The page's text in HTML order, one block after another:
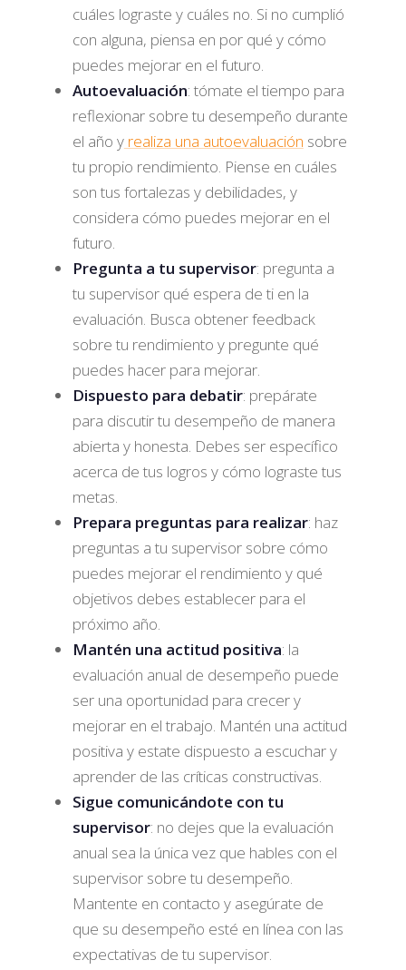
cuáles lograste y cuáles no. Si no cumplió
con alguna, piensa en por qué y cómo
puedes mejorar en el futuro.
Autoevaluación: tómate el tiempo para
reflexionar sobre tu desempeño durante
el año yrealiza una autoevaluación sobre
tu propio rendimiento. Piense en cuáles
son tus fortalezas y debilidades, y
considera cómo puedes mejorar en el
futuro.
Pregunta a tu supervisor: pregunta a
tu supervisor qué espera de ti en la
evaluación. Busca obtener feedback
sobre tu rendimiento y pregunte qué
puedes hacer para mejorar.
Dispuesto para debatir: prepárate
para discutir tu desempeño de manera
abierta y honesta. Debes ser específico
acerca de tus logros y cómo lograste tus
metas.
Prepara preguntas para realizar: haz
preguntas a tu supervisor sobre cómo
puedes mejorar el rendimiento y qué
objetivos debes establecer para el
próximo año.
Mantén una actitud positiva: la
evaluación anual de desempeño puede
ser una oportunidad para crecer y
mejorar en el trabajo. Mantén una actitud
positiva y estate dispuesto a escuchar y
aprender de las críticas constructivas.
Sigue comunicándote con tu
supervisor: no dejes que la evaluación
anual sea la única vez que hables con el
supervisor sobre tu desempeño.
Mantente en contacto y asegúrate de
que su desempeño esté en línea con las
expectativas de tu supervisor.